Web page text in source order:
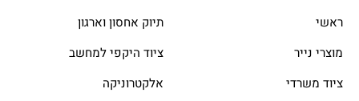
ראשי
מוצרי נייר
ציוד משרדי
תיוק אחסון וארגון
ציוד היקפי למחשב
אלקטרוניקה